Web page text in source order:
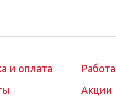
и оплата
Акции